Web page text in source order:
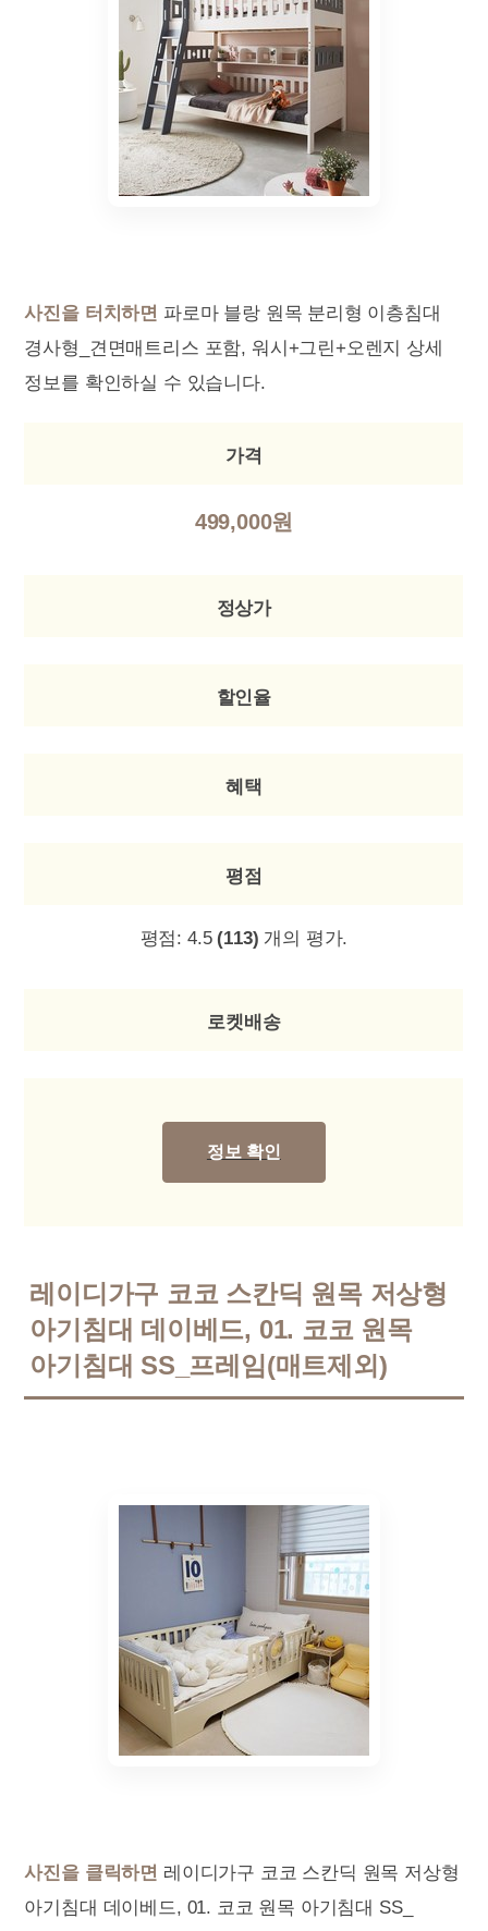
사진을 터치하면 파로마 블랑 원목 분리형 이층침대
경사형_견면매트리스 포함, 워시+그린+오렌지 상세
정보를 확인하실 수 있습니다.
가격
499,000원
정상가
할인율
혜택
평점
평점: 4.5 (113) 개의 평가.
로켓배송
정보 확인
레이디가구 코코 스칸딕 원목 저상형
아기침대 데이베드, 01. 코코 원목
아기침대 SS_프레임(매트제외)
사진을 클릭하면 레이디가구 코코 스칸딕 원목 저상형
아기침대 데이베드, 01. 코코 원목 아기침대 SS_